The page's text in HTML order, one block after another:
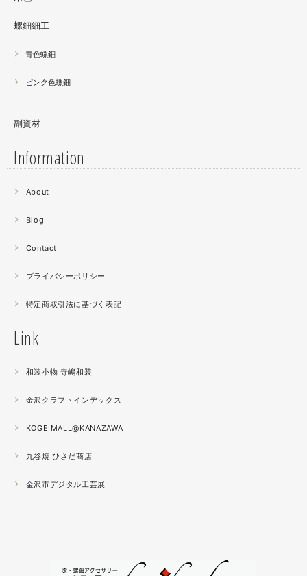
螺鈿細工の工程。青みの強い鮑貝を使ってステンドグラス
曲面に螺鈿するためには貝も小さなカケラを使う必要が...
昔作った２０００ピースのジグソーパズルを思い出す。ひ
薔薇のブローチ木地制作中。
薄く作らねば。。。パキッとやってしまったときの悲しさ
秋の催事シーズンに向けてまた木地を作り始めました。
2021.04
いの桜が満開になりました。
で石川県地場産業振興センター本館１階にて開催です。石
川県内で活動する５０歳未満の作り手６０人による展示会
螺鈿細工
青色螺鈿
ピンク色螺鈿
副資材
Information
About
Blog
Contact
プライバシーポリシー
特定商取引法に基づく表記
Link
和装小物 寺嶋和装
金沢クラフトインデックス
KOGEIMALL@KANAZAWA
九谷焼 ひさだ商店
金沢市デジタル工芸展